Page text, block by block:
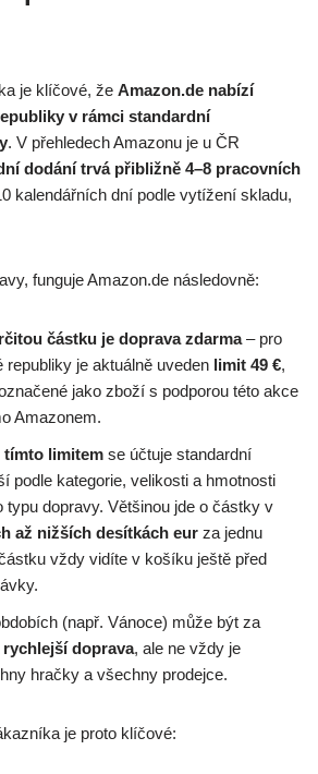
je klíčové, že Amazon.de nabízí
v rámci standardní
. V přehledech Amazonu je u ČR
dodání trvá přibližně 4–8 pracovních
kalendářních dní podle vytížení skladu,
funguje Amazon.de následovně:
částku je doprava zdarma– pro
republiky je aktuálně uveden limit 49 €,
jako zboží s podporou této akce
Amazonem.
tímto limitem se účtuje standardní
podle kategorie, velikosti a hmotnosti
typu dopravy. Většinou jde o částky v
až nižších desítkách eur za jednu
vždy vidíte v košíku ještě před
(např. Vánoce) může být za
rychlejší doprava, ale ne vždy je
hračky a všechny prodejce.
je proto klíčové: